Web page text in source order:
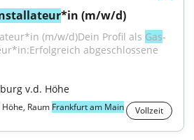
*in (m/w/d)
(m/w/d)Dein Profil als Gas-
abgeschlossene
v.d. Höhe
Raum Frankfurt am Main Vollzeit